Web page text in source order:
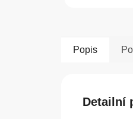
Popis
Detailní